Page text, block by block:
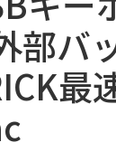
部バ
最